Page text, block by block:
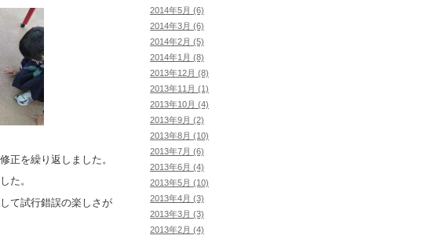
正を繰り返しました。
た。
て試行錯誤の楽しさが
2014年5月 (6)
2014年3月 (6)
2014年2月 (5)
2014年1月 (8)
2013年12月 (8)
2013年11月 (1)
2013年10月 (4)
2013年9月 (2)
2013年8月 (10)
2013年7月 (6)
2013年6月 (4)
2013年5月 (10)
2013年4月 (3)
2013年3月 (3)
2013年2月 (4)